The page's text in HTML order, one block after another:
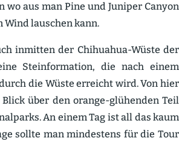
wo aus man Pine und Juniper Canyon
Wind lauschen kann.
inmitten der Chihuahua-Wüste der
Stein­for­mation, die nach einem
die Wüste erreicht wird. Von hier
über den orange-glühenden Teil
An einem Tag ist all das kaum
sollte man mindestens für die Tour